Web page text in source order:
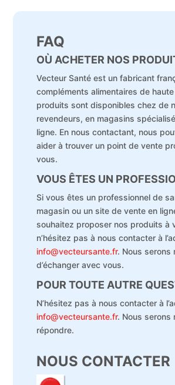
FAQ
OÙ ACHETER NOS
Vecteur Santé est un fabricant
compléments alimentaires de
produits sont disponibles chez de
revendeurs, en magasins
ligne. En nous contactant, nous
aider à trouver un point de vente
vous.
VOUS ÊTES UN
Si vous êtes un professionnel de
magasin ou un site de vente en
souhaitez proposer nos produits à
n’hésitez pas à nous contacter à
info@vecteursante.fr. Nous serons
d’échanger avec vous.
POUR TOUTE AUTRE
N’hésitez pas à nous contacter à
info@vecteursante.fr. Nous serons
répondre.
NOUS CONTACTER